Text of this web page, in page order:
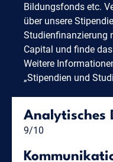
Bildungsfonds etc.
über unsere
Studienfinanzierung
Capital und finde
Weitere
„Stipendien und
Analytisches
9/10